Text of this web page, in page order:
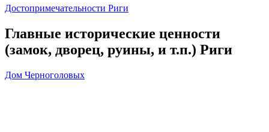
Достопримечательности Риги
Главные исторические ценности
(замок, дворец, руины, и т.п.) Риги
Дом Черноголовых